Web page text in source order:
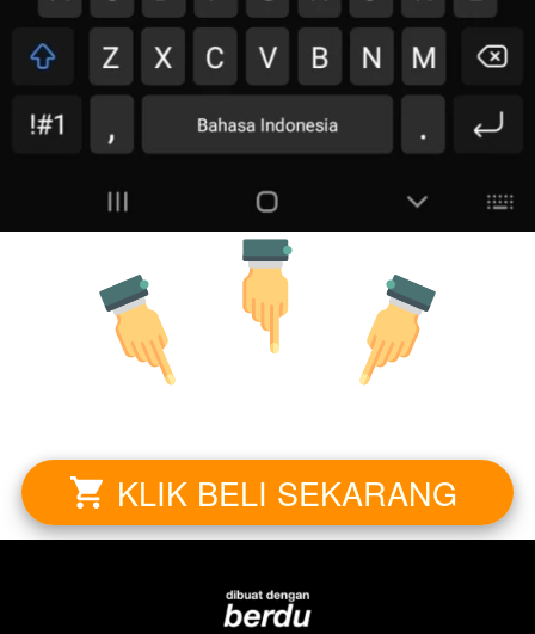
` KLIK BELI SEKARANG